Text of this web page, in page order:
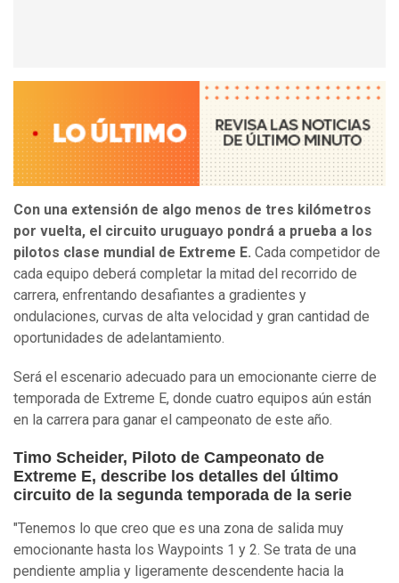
Con una extensión de algo menos de tres kilómetros
por vuelta, el circuito uruguayo pondrá a prueba a los
pilotos clase mundial de Extreme E. Cada competidor de
cada equipo deberá completar la mitad del recorrido de
carrera, enfrentando desafiantes a gradientes y
ondulaciones, curvas de alta velocidad y gran cantidad de
oportunidades de adelantamiento.
Será el escenario adecuado para un emocionante cierre de
temporada de Extreme E, donde cuatro equipos aún están
en la carrera para ganar el campeonato de este año.
Timo Scheider, Piloto de Campeonato de
Extreme E, describe los detalles del último
circuito de la segunda temporada de la serie
"Tenemos lo que creo que es una zona de salida muy
emocionante hasta los Waypoints 1 y 2. Se trata de una
pendiente amplia y ligeramente descendente hacia la